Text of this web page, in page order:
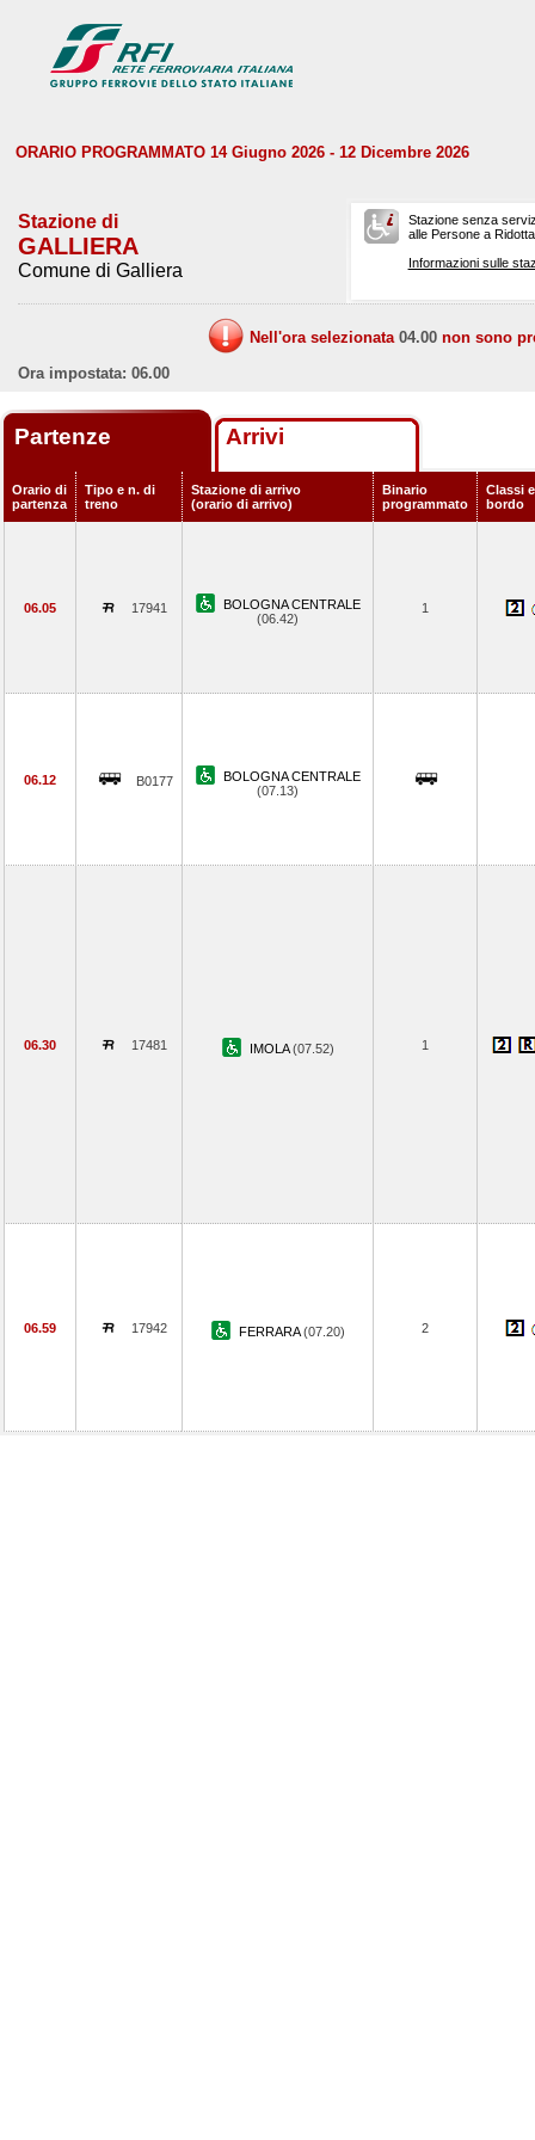
ORARIO PROGRAMMATO 14 Giugno 2026 - 12 Dicembre 2026
Stazione di
GALLIERA
Comune di Galliera
Stazione senza
alle Persone a
Informazioni sulle
Nell'ora selezionata 04.00 non sono
Ora impostata: 06.00
Partenze Arrivi
Orario di
partenza
Tipo e n. di
treno
Stazione di arrivo
(orario di arrivo)
Binario
programmato
Classi
bordo
06.05 17941
BOLOGNA CENTRALE
(06.42)
1
06.12 B0177
BOLOGNA CENTRALE
(07.13)
06.30 17481 IMOLA(07.52) 1
06.59 17942 FERRARA(07.20) 2